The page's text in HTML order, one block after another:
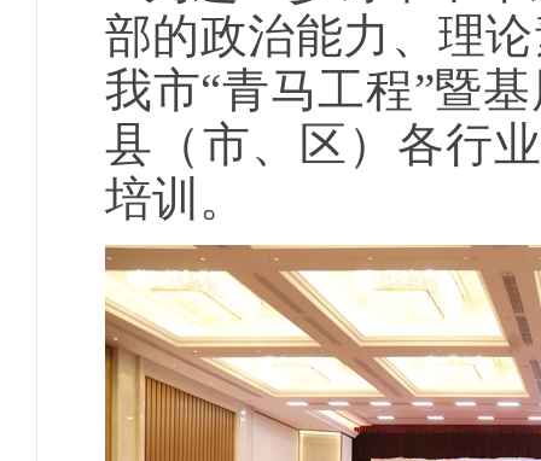
部的政治能力、理
我市“青马工程”暨
县（市、区）各行
培训。